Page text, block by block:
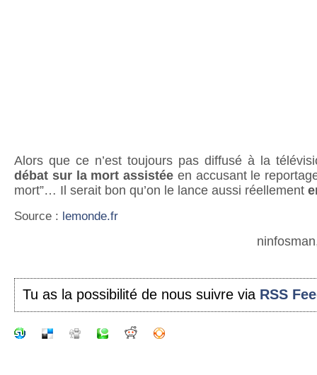
Alors que ce n’est toujours pas diffusé à la
débat sur la mort assistée en accusant le
mort”… Il serait bon qu’on le lance aussi réellement
Source : lemonde.fr
Tu as la possibilité de nous suivre via RSS